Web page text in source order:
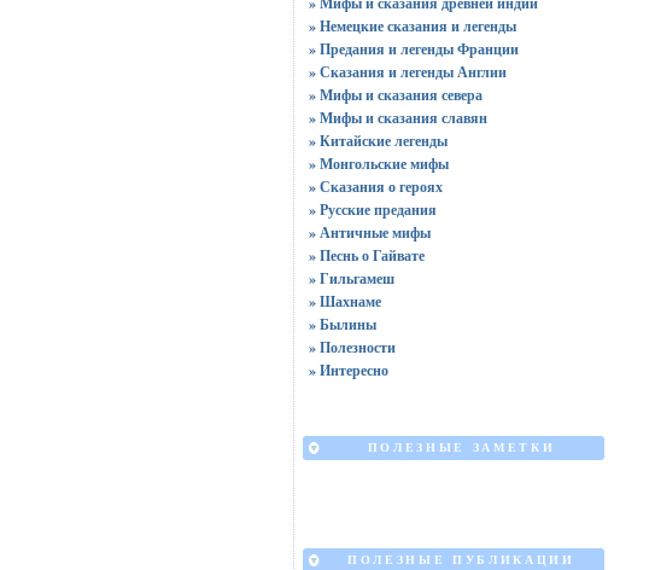
» Немецкие сказания и легенды
» Предания и легенды Франции
» Сказания и легенды Англии
» Мифы и сказания севера
» Мифы и сказания славян
» Китайские легенды
» Монгольские мифы
» Сказания о героях
» Русские предания
» Античные мифы
» Песнь о Гайвате
» Гильгамеш
» Шахнаме
» Былины
» Полезности
» Интересно
ПОЛЕЗНЫЕ ЗАМЕТКИ
ПОЛЕЗНЫЕ ПУБЛИКАЦИИ